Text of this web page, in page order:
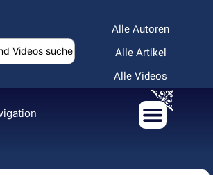
Alle Autoren
Alle Artikel
Alle Videos